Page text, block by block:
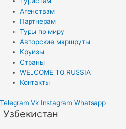
Агенствам
Партнерам
Туры по миру
Авторские маршруты
Круизы
Страны
WELCOME TO RUSSIA
Контакты
Telegram Vk Instagram Whatsapp
Узбекистан